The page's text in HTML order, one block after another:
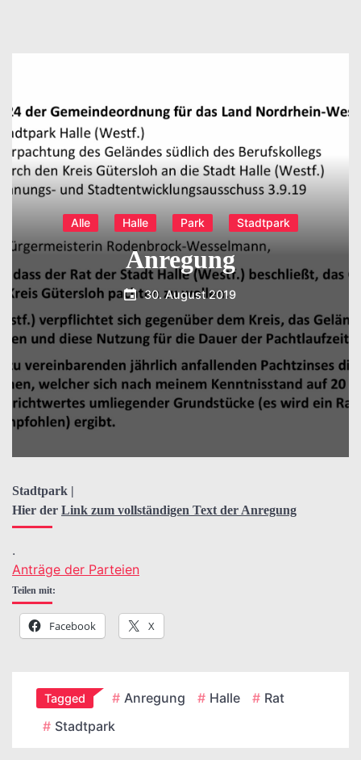
Alle Halle Park Stadtpark
Anregung
T.Dreier
30. August 2019
Stadtpark |
Hier der Link zum vollständigen Text der Anregung
.
Anträge der Parteien
Teilen mit:
Facebook X
Tagged Anregung Halle
Rat
Stadtpark